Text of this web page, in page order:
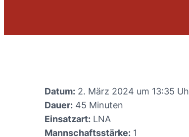
Datum: 2. März 2024 um 13:35
Dauer: 45 Minuten
Einsatzart: LNA
Mannschaftsstärke: 1